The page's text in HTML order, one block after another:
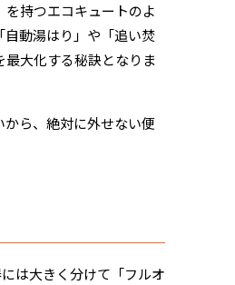
持つエコキュートのよ
動湯はり」や「追い焚
大化する秘訣となりま
ら、絶対に外せない便
は大きく分けて「フルオ